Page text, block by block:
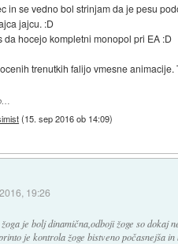
in se vedno bol strinjam da je pesu
jajcu. :D
da hocejo kompletni monopol pri EA :D
trenutkih falijo vmesne
(15. sep 2016 ob 14:09)
19:26
je bolj dinamična,odboji žoge so dokaj
je kontrola žoge bistveno počasnejša in